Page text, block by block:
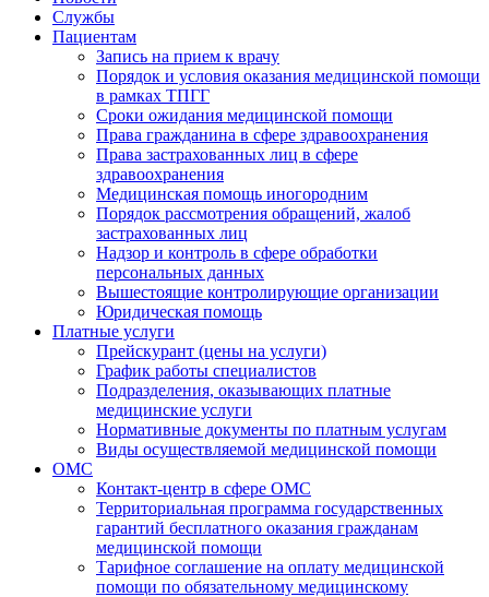
Службы
Пациентам
Запись на прием к врачу
Порядок и условия оказания медицинской помощи
в рамках ТПГГ
Сроки ожидания медицинской помощи
Права гражданина в сфере здравоохранения
Права застрахованных лиц в сфере
здравоохранения
Медицинская помощь иногородним
Порядок рассмотрения обращений, жалоб
застрахованных лиц
Надзор и контроль в сфере обработки
персональных данных
Вышестоящие контролирующие организации
Юридическая помощь
Платные услуги
Прейскурант (цены на услуги)
График работы специалистов
Подразделения, оказывающих платные
медицинские услуги
Нормативные документы по платным услугам
Виды осуществляемой медицинской помощи
ОМС
Контакт-центр в сфере ОМС
Территориальная программа государственных
гарантий бесплатного оказания гражданам
медицинской помощи
Тарифное соглашение на оплату медицинской
помощи по обязательному медицинскому